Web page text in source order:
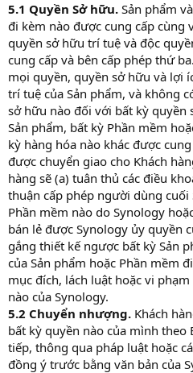
5.1 Quyền Sở hữu. Sản phẩm
đi kèm nào được cung cấp cùng
quyền sở hữu trí tuệ và độc
cung cấp và bên cấp phép thứ
mọi quyền, quyền sở hữu và lợi
trí tuệ của Sản phẩm, và không
sở hữu nào đối với bất kỳ quyền
Sản phẩm, bất kỳ Phần mềm
kỳ hàng hóa nào khác được
được chuyển giao cho Khách
hàng sẽ (a) tuân thủ các điều
thuận cấp phép người dùng
Phần mềm nào do Synology
bán lẻ được Synology ủy quyền
gắng thiết kế ngược bất kỳ Sản
của Sản phẩm hoặc Phần mềm
mục đích, lách luật hoặc vi
nào của Synology.
5.2 Chuyển nhượng. Khách
bất kỳ quyền nào của mình theo
tiếp, thông qua pháp luật hoặc
đồng ý trước bằng văn bản của